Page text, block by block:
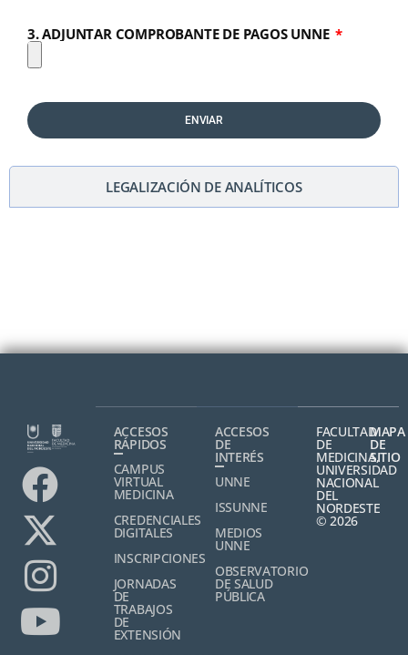
LEGALIZACIÓN DE ANALÍTICOS
3. ADJUNTAR COMPROBANTE DE PAGOS UNNE
ENVIAR
ACCESOS
RÁPIDOS
CAMPUS
VIRTUAL
MEDICINA
CREDENCIALES
DIGITALES
INSCRIPCIONES
JORNADAS
DE
TRABAJOS
DE
EXTENSIÓN
ACCESOS
DE
INTERÉS
UNNE
ISSUNNE
MEDIOS
UNNE
OBSERVATORIO
DE SALUD
PÚBLICA
FACULTAD
DE
MEDICINA,
UNIVERSIDAD
NACIONAL
DEL
NORDESTE
© 2026
MAPA
DE
SITIO